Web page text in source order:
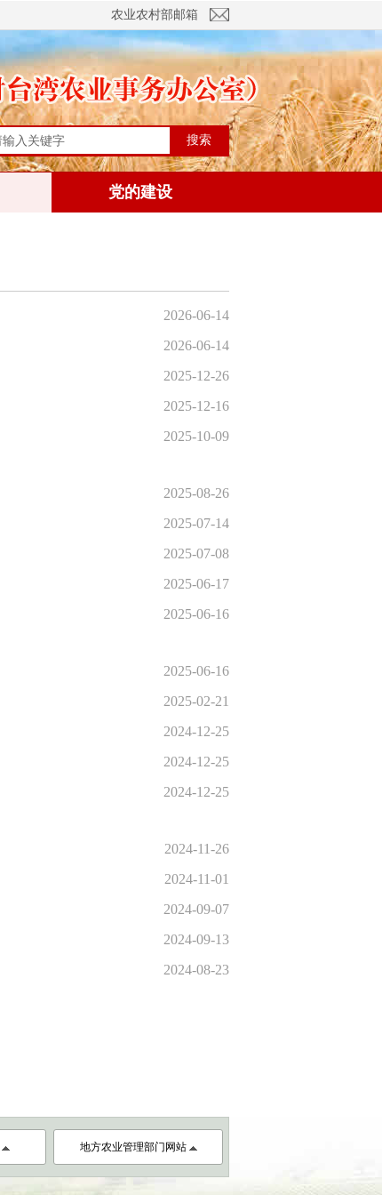
农业农村部邮箱
搜索
党的建设
2026-06-14
2026-06-14
2025-12-26
2025-12-16
2025-10-09
2025-08-26
2025-07-14
2025-07-08
2025-06-17
2025-06-16
2025-06-16
2025-02-21
2024-12-25
2024-12-25
2024-12-25
2024-11-26
2024-11-01
2024-09-07
2024-09-13
2024-08-23
地方农业管理部门网站